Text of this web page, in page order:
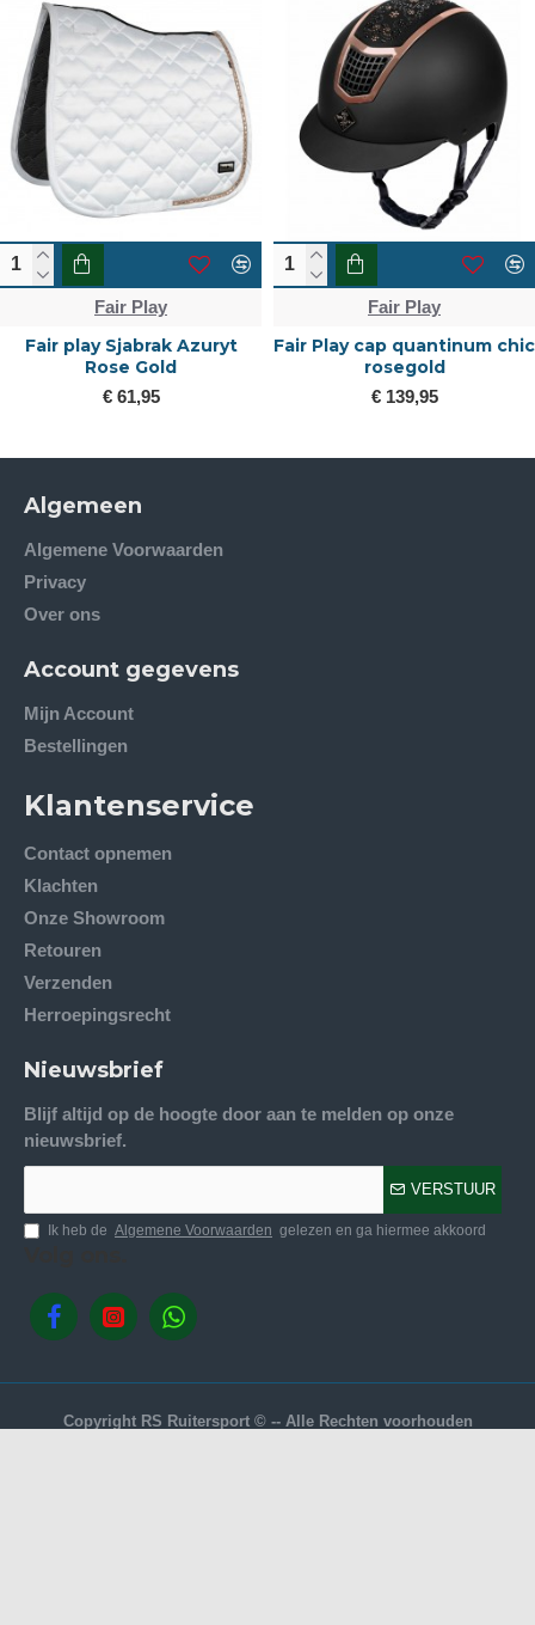
Fair Play
Fair play Sjabrak Azuryt
Rose Gold
€ 61,95
Fair Play
Fair Play cap quantinum chic
rosegold
€ 139,95
Algemeen
Algemene Voorwaarden
Privacy
Over ons
Account gegevens
Mijn Account
Bestellingen
Klantenservice
Contact opnemen
Klachten
Onze Showroom
Retouren
Verzenden
Herroepingsrecht
Nieuwsbrief
Blijf altijd op de hoogte door aan te melden op onze
nieuwsbrief.
VERSTUUR
Ik heb de Algemene Voorwaarden gelezen en ga hiermee akkoord
Copyright RS Ruitersport © -- Alle Rechten voorhouden